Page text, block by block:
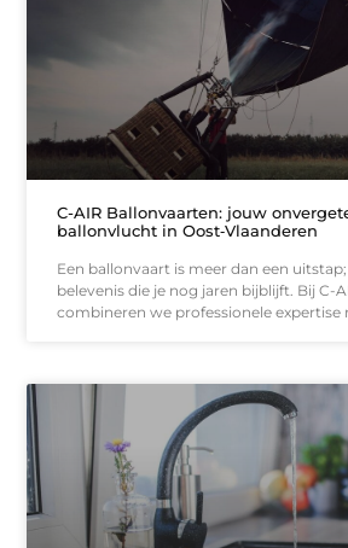
C-AIR Ballonvaarten: jouw
ballonvlucht in Oost‑Vlaanderen
Een ballonvaart is meer dan een
belevenis die je nog jaren bijblijft. Bij C-
combineren we professionele expertise